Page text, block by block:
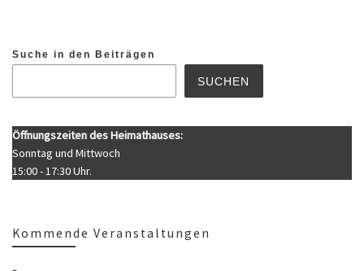
Suche in den Beiträgen
SUCHEN
Öffnungszeiten des Heimathauses:
Sonntag und Mittwoch
15:00 - 17:30 Uhr.
Kommende Veranstaltungen